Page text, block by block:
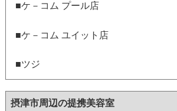
■ケ－コム プール店
■ケ－コム ユイット店
■ツジ
摂津市周辺の提携美容室